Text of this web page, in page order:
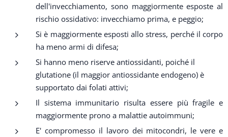
dell'invecchiamento, sono maggiormente esposte al
rischio ossidativo: invecchiamo prima, e peggio;
Si è maggiormente esposti allo stress, perché il corpo
ha meno armi di difesa;
Si hanno meno riserve antiossidanti, poiché il
glutatione (il maggior antiossidante endogeno) è
supportato dai folati attivi;
Il sistema immunitario risulta essere più fragile e
maggiormente prono a malattie autoimmuni;
E' compromesso il lavoro dei mitocondri, le vere e